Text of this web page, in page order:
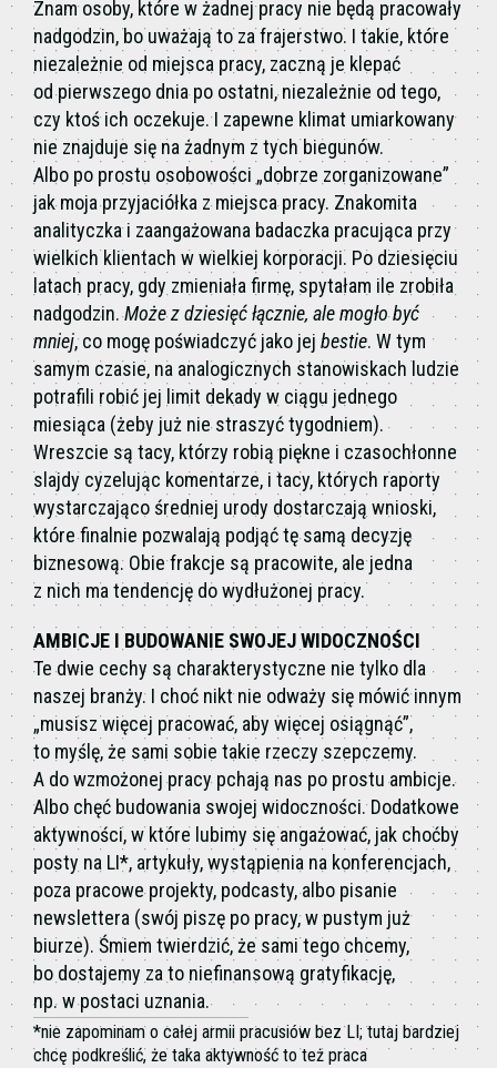
Znam osoby, które w żadnej pracy nie będą pracowały
nadgodzin, bo uważają to za frajerstwo. I takie, które
niezależnie od miejsca pracy, zaczną je klepać
od pierwszego dnia po ostatni, niezależnie od tego,
czy ktoś ich oczekuje. I zapewne klimat umiarkowany
nie znajduje się na żadnym z tych biegunów.
Albo po prostu osobowości „dobrze zorganizowane”
jak moja przyjaciółka z miejsca pracy. Znakomita
analityczka i zaangażowana badaczka pracująca przy
wielkich klientach w wielkiej korporacji. Po dziesięciu
latach pracy, gdy zmieniała firmę, spytałam ile zrobiła
nadgodzin.Może z dziesięć łącznie, ale mogło być
mniej, co mogę poświadczyć jako jej bestie. W tym
samym czasie, na analogicznych stanowiskach ludzie
potrafili robić jej limit dekady w ciągu jednego
miesiąca (żeby już nie straszyć tygodniem).
Wreszcie są tacy, którzy robią piękne i czasochłonne
slajdy cyzelując komentarze, i tacy, których raporty
wystarczająco średniej urody dostarczają wnioski,
które finalnie pozwalają podjąć tę samą decyzję
biznesową. Obie frakcje są pracowite, ale jedna
z nich ma tendencję do wydłużonej pracy.
AMBICJE I BUDOWANIE SWOJEJ WIDOCZNOŚCI
Te dwie cechy są charakterystyczne nie tylko dla
naszej branży. I choć nikt nie odważy się mówić innym
„musisz więcej pracować, aby więcej osiągnąć”,
to myślę, że sami sobie takie rzeczy szepczemy.
A do wzmożonej pracy pchają nas po prostu ambicje.
Albo chęć budowania swojej widoczności. Dodatkowe
aktywności, w które lubimy się angażować, jak choćby
posty na LI*, artykuły, wystąpienia na konferencjach,
poza pracowe projekty, podcasty, albo pisanie
newslettera (swój piszę po pracy, w pustym już
biurze). Śmiem twierdzić, że sami tego chcemy,
bo dostajemy za to niefinansową gratyfikację,
np. w postaci uznania.
*nie zapominam o całej armii pracusiów bez LI; tutaj bardziej
chcę podkreślić, że taka aktywność to też praca